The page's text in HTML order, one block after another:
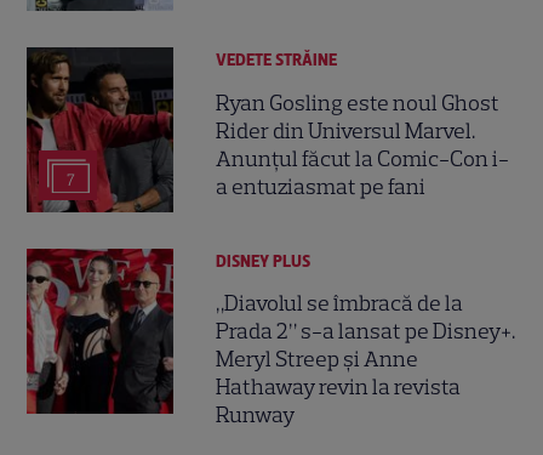
7
VEDETE STRĂINE
Ryan Gosling este noul Ghost
Rider din Universul Marvel.
Anunțul făcut la Comic-Con i-
a entuziasmat pe fani
DISNEY PLUS
„Diavolul se îmbracă de la
Prada 2” s-a lansat pe Disney+.
Meryl Streep și Anne
Hathaway revin la revista
Runway